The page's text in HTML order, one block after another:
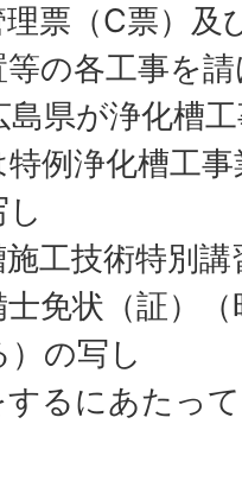
票（C票）及
の各工事を
島県が浄化槽
特例浄化槽工
工技術特別
免状（証）
）の写し
るにあたっ